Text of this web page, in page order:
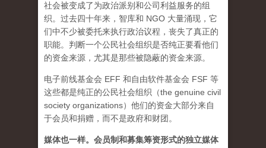
社会被变成了为政治派别和公司利益服务的组
织。过去四十年来，智库和 NGO 大量涌现，它
们中不少被委托来执行政治议程，丧失了真正的
职能。判断一个公民社会组织是否纯正要看他们
的资金来源，尤其是那些被隐蔽的资金来源。
电子前线基金会 EFF 和自由软件基金会 FSF 等
这些都是纯正的公民社会组织（the genuine civil
society organizations）他们的资金大部分来自
于会员和捐赠，而不是政府和财团。
媒体也一样。会员制和募集筹资形式的独立媒体